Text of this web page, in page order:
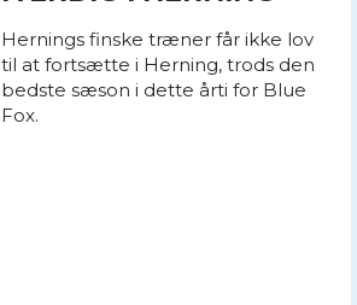
Hernings finske træner får ikke lov
til at fortsætte i Herning, trods den
bedste sæson i dette årti for Blue
Fox.